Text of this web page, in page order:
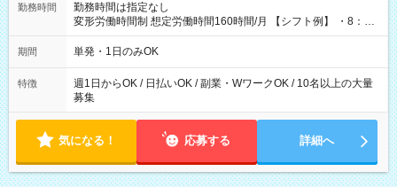
勤務時間
勤務時間は指定なし
変形労働時間制 想定労働時間160時間/月 【シフト例】 ・8：00
～21：00
期間 単発・1日のみOK
特徴
週1日からOK / 日払いOK / 副業・WワークOK / 10名以上の大量
募集
気になる！ 応募する 詳細へ